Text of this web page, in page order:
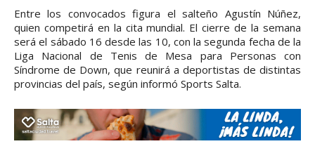
Entre los convocados figura el salteño Agustín Núñez,
quien competirá en la cita mundial. El cierre de la semana
será el sábado 16 desde las 10, con la segunda fecha de la
Liga Nacional de Tenis de Mesa para Personas con
Síndrome de Down, que reunirá a deportistas de distintas
provincias del país, según informó Sports Salta.